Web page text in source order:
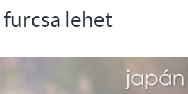
furcsa lehet